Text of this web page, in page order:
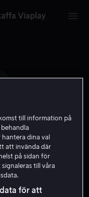
Viaplay
till information på
dina val
att invända där
på sidan för
till våra
för att